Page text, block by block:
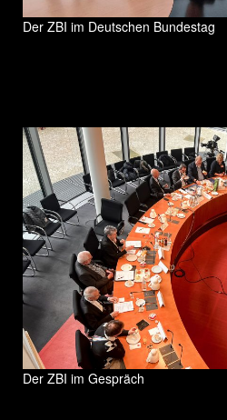
Der ZBI im Deutschen Bundestag
Der ZBI im Gespräch